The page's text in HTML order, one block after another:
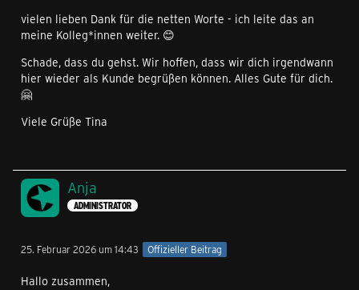
vielen lieben Dank für die netten Worte - ich leite das an
meine Kolleg*innen weiter. 😊
Schade, dass du gehst. Wir hoffen, dass wir dich irgendwann
hier wieder als Kunde begrüßen können. Alles Gute für dich.
🤗
Viele Grüße Tina
Anja
ADMINISTRATOR
25. Februar 2026 um 14:43 Offizieller Beitrag
Hallo zusammen,